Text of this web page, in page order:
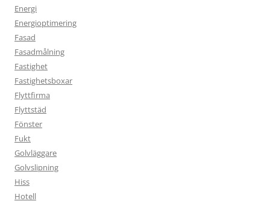
Energi
Energioptimering
Fasad
Fasadmålning
Fastighet
Fastighetsboxar
Flyttfirma
Flyttstäd
Fönster
Fukt
Golvläggare
Golvslipning
Hiss
Hotell